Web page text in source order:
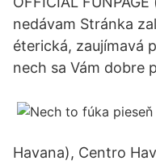
nedávam Stránka
éterická, zaujímavá
nech sa Vám dobre
Havana), Centro